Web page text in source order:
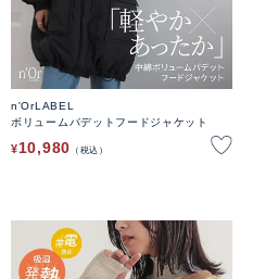
n'OrLABEL
ボリュームパデットフードジャケット
¥10,980 税込